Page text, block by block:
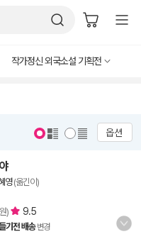
작가정신 외국소설 기획전
옵션
영(옮긴이)
) 9.5
기전 배송 변경